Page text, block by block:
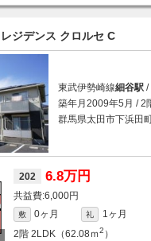
レジデンス クロルセ C
東武伊勢崎線細谷駅 /
築年月2009年5月 / 2
群馬県太田市下浜田
202 6.8万円
6,000円
敷 0ヶ月 礼
1ヶ月
2階 2LDK（62.08ｍ2 ）